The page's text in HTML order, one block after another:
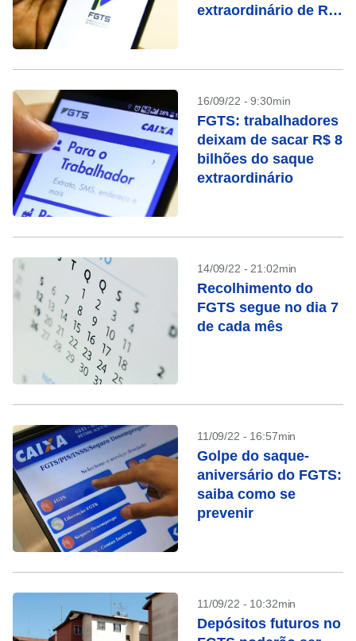
extraordinário de R$
16/09/22 - 9:30min
FGTS: trabalhadores
deixam de sacar R$ 8
bilhões do saque
extraordinário
14/09/22 - 21:02min
Recolhimento do
FGTS segue no dia 7
de cada mês
11/09/22 - 16:57min
Golpe do saque-
aniversário do FGTS:
saiba como se
prevenir
11/09/22 - 10:32min
Depósitos futuros no